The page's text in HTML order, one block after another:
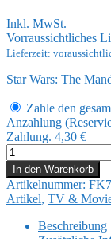
Inkl. MwSt.
Vorraussichtliches
Lieferzeit:
Star Wars: The
Zahle den
Anzahlung
Zahlung. 4,30 €
Star
Wars:
The
Mandalorian
POP!
Vinyl
In den Warenkorb
Artikelnummer:
Artikel, TV &
Beschreibung